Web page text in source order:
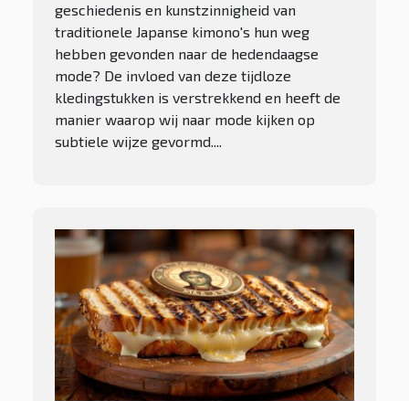
geschiedenis en kunstzinnigheid van
traditionele Japanse kimono's hun weg
hebben gevonden naar de hedendaagse
mode? De invloed van deze tijdloze
kledingstukken is verstrekkend en heeft de
manier waarop wij naar mode kijken op
subtiele wijze gevormd....